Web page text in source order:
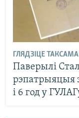
ГЛЯДЗІЦЕ
Паверылі
рэпатрыяцыя
і 6 год у